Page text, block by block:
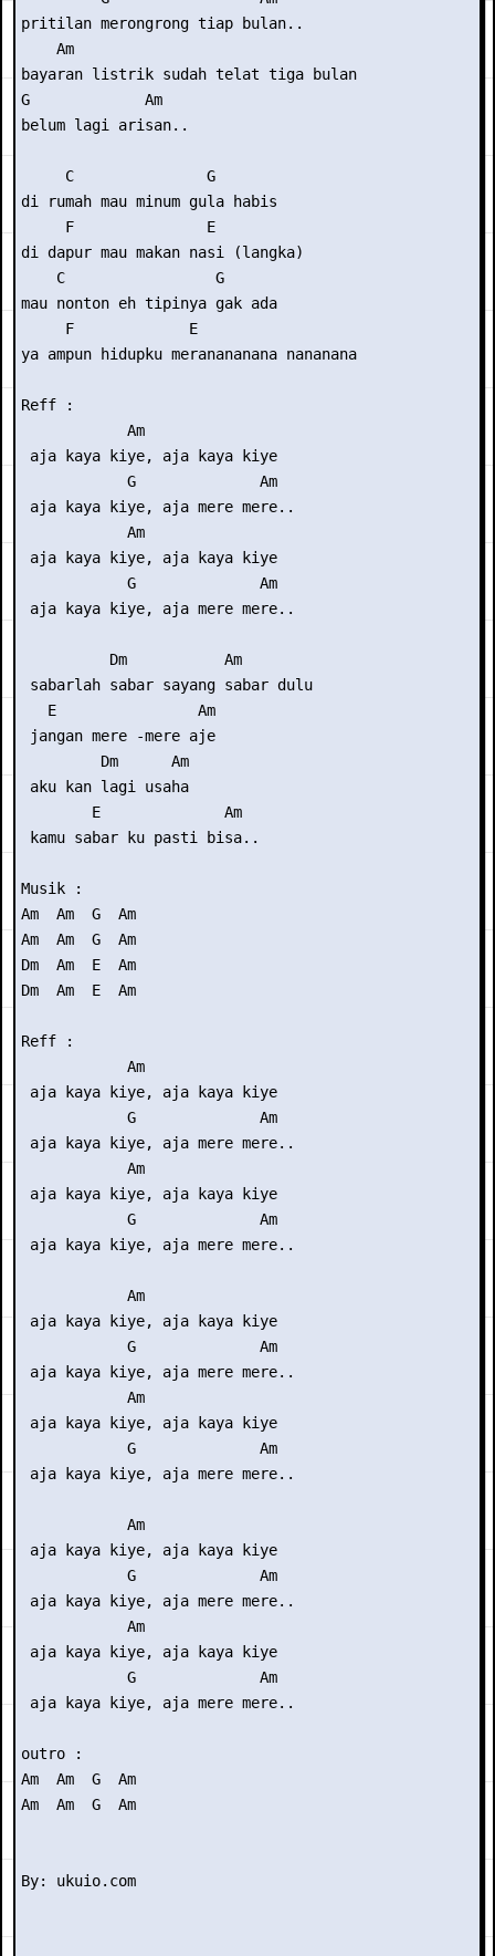
pritilan merongrong tiap bulan..
    Am
bayaran listrik sudah telat tiga bulan
G             Am
belum lagi arisan..
     C               G
di rumah mau minum gula habis
     F               E
di dapur mau makan nasi (langka)
    C                 G
mau nonton eh tipinya gak ada
     F             E
ya ampun hidupku meranananana nananana
Reff :
            Am
aja kaya kiye, aja kaya kiye
            G              Am
aja kaya kiye, aja mere mere..
            Am
aja kaya kiye, aja kaya kiye
            G              Am
aja kaya kiye, aja mere mere..
          Dm           Am
sabarlah sabar sayang sabar dulu
   E                Am
jangan mere -mere aje
         Dm      Am
aku kan lagi usaha
        E              Am
kamu sabar ku pasti bisa..
Musik :
Am  Am  G  Am
Am  Am  G  Am
Dm  Am  E  Am
Dm  Am  E  Am
Reff :
            Am
aja kaya kiye, aja kaya kiye
            G              Am
aja kaya kiye, aja mere mere..
            Am
aja kaya kiye, aja kaya kiye
            G              Am
aja kaya kiye, aja mere mere..
            Am
aja kaya kiye, aja kaya kiye
            G              Am
aja kaya kiye, aja mere mere..
            Am
aja kaya kiye, aja kaya kiye
            G              Am
aja kaya kiye, aja mere mere..
            Am
aja kaya kiye, aja kaya kiye
            G              Am
aja kaya kiye, aja mere mere..
            Am
aja kaya kiye, aja kaya kiye
            G              Am
aja kaya kiye, aja mere mere..
outro :
Am  Am  G  Am
Am  Am  G  Am